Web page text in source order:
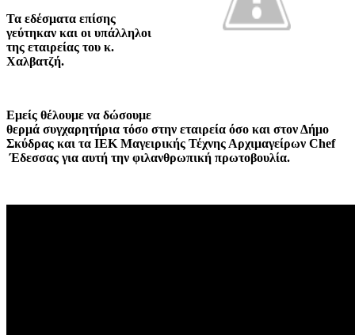
Τα εδέσματα επίσης
γεύτηκαν και οι υπάλληλοι
της εταιρείας του κ.
Χαλβατζή.
Εμείς θέλουμε να δώσουμε
θερμά συγχαρητήρια τόσο στην εταιρεία όσο και στον Δήμο
Σκύδρας και τα ΙΕΚ Μαγειρικής Τέχνης Αρχιμαγείρων Chef
Έδεσσας για αυτή την φιλανθρωπική πρωτοβουλία.